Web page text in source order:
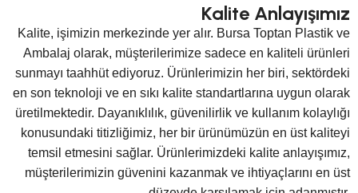
Kalite Anlayışımız
Kalite, işimizin merkezinde yer alır. Bursa Toptan Plastik ve
Ambalaj olarak, müşterilerimize sadece en kaliteli ürünleri
sunmayı taahhüt ediyoruz. Ürünlerimizin her biri, sektördeki
en son teknoloji ve en sıkı kalite standartlarına uygun olarak
üretilmektedir. Dayanıklılık, güvenilirlik ve kullanım kolaylığı
konusundaki titizliğimiz, her bir ürünümüzün en üst kaliteyi
temsil etmesini sağlar. Ürünlerimizdeki kalite anlayışımız,
müşterilerimizin güvenini kazanmak ve ihtiyaçlarını en üst